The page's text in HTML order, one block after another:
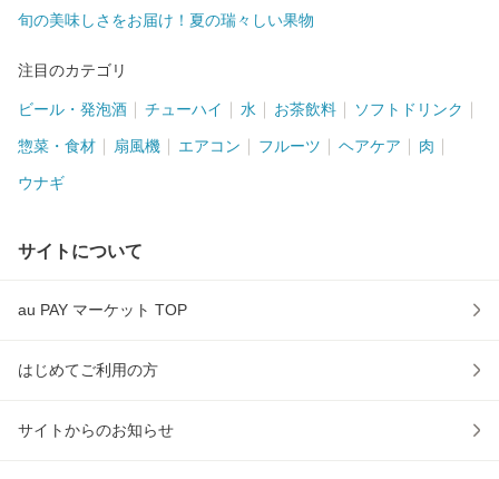
旬の美味しさをお届け！夏の瑞々しい果物
注目のカテゴリ
ビール・発泡酒 チューハイ 水 お茶飲料 ソフトドリンク
惣菜・食材 扇風機 エアコン フルーツ ヘアケア 肉
ウナギ
サイトについて
au PAY マーケット TOP
はじめてご利用の方
サイトからのお知らせ